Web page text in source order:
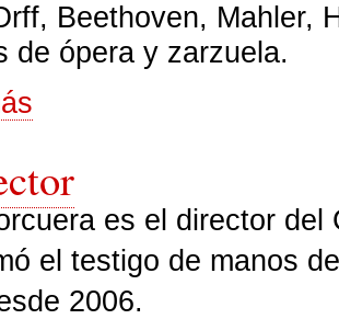
Beethoven, Mahler,
de ópera y zarzuela.
es el director
el testigo de manos
2006.